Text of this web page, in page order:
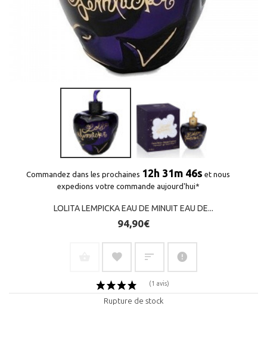
(6 avis)
Commandez dans les prochaines 12h 31m 45s et nous
expedions votre commande aujourd'hui*
LOLITA LEMPICKA EAU DE MINUIT EAU DE...
94,90€
Rupture de stock